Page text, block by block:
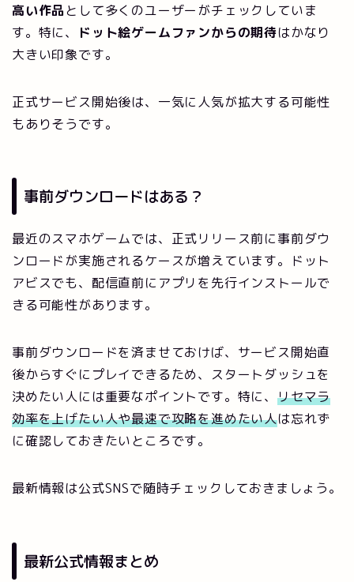
高い作品として多くのユーザーがチェックしていま
す。特に、
ドット絵ゲームファンからの期待はかなり
大きい印象です。
正式サービス開始後は、一気に人気が拡大する可能性
もありそうです。
事前ダウンロードはある？
最近のスマホゲームでは、正式リリース前に事前ダウ
ンロードが実施されるケースが増えています。ドット
アビスでも、配信直前にアプリを先行インストールで
きる可能性があります。
事前ダウンロードを済ませておけば、サービス開始直
後からすぐにプレイできるため、スタートダッシュを
決めたい人には重要なポイントです。特に、 リセマラ
効率を上げたい人や最速で攻略を進めたい人は忘れず
に確認しておきたいところです。
最新情報は公式SNSで随時チェックしておきましょう。
最新公式情報まとめ